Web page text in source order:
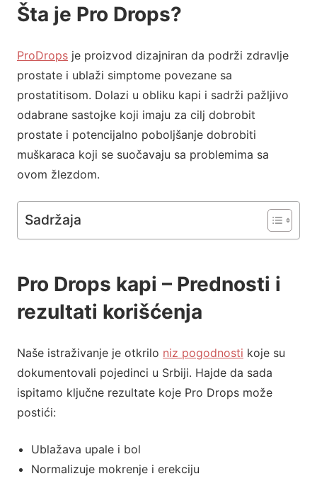
Šta je Pro Drops?
ProDrops je proizvod dizajniran da podrži zdravlje
prostate i ublaži simptome povezane sa
prostatitisom. Dolazi u obliku kapi i sadrži pažljivo
odabrane sastojke koji imaju za cilj dobrobit
prostate i potencijalno poboljšanje dobrobiti
muškaraca koji se suočavaju sa problemima sa
ovom žlezdom.
Sadržaja
Pro Drops kapi – Prednosti i
rezultati korišćenja
Naše istraživanje je otkrilo niz pogodnosti koje su
dokumentovali pojedinci u Srbiji. Hajde da sada
ispitamo ključne rezultate koje Pro Drops može
postići:
Ublažava upale i bol
Normalizuje mokrenje i erekciju